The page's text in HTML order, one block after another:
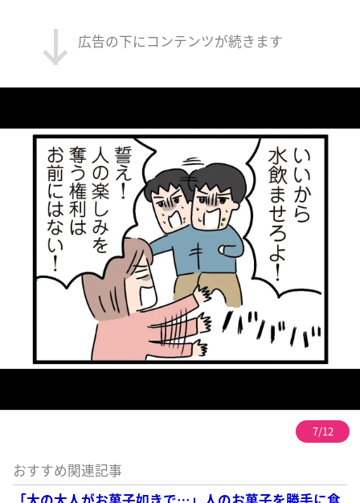
広告の下にコンテンツが続きます
7/12
おすすめ関連記事